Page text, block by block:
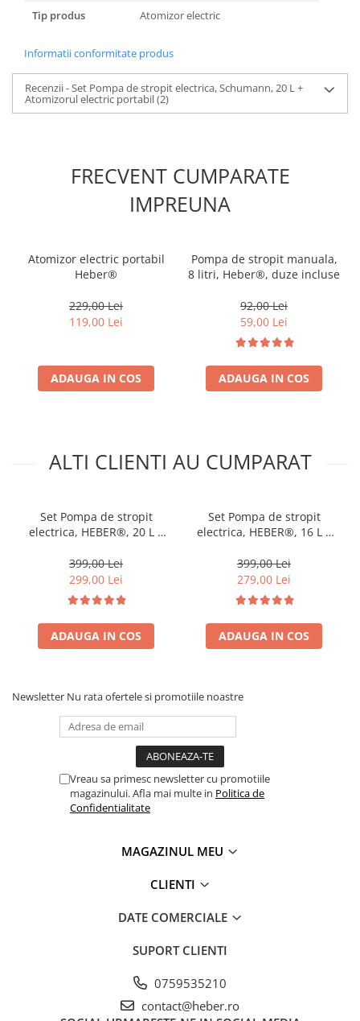
Tip produs
Atomizor electric
Informatii conformitate produs
Recenzii - Set Pompa de stropit electrica, Schumann, 20 L +
Atomizorul electric portabil(2)
FRECVENT CUMPARATE
IMPREUNA
Atomizor electric portabil
Heber®
229,00 Lei
119,00 Lei
ADAUGA IN COS
Pompa de stropit manuala,
8 litri, Heber®, duze incluse
92,00 Lei
59,00 Lei
ADAUGA IN COS
ALTI CLIENTI AU CUMPARAT
Set Pompa de stropit
electrica, HEBER®, 20 L +
399,00 Lei
299,00 Lei
ADAUGA IN COS
Set Pompa de stropit
electrica, HEBER®, 16 L +
399,00 Lei
279,00 Lei
ADAUGA IN COS
Newsletter Nu rata ofertele si promotiile noastre
Vreau sa primesc newsletter cu promotiile
magazinului. Afla mai multe in Politica de
Confidentialitate
MAGAZINUL MEU
CLIENTI
DATE COMERCIALE
SUPORT CLIENTI
0759535210
contact@heber.ro